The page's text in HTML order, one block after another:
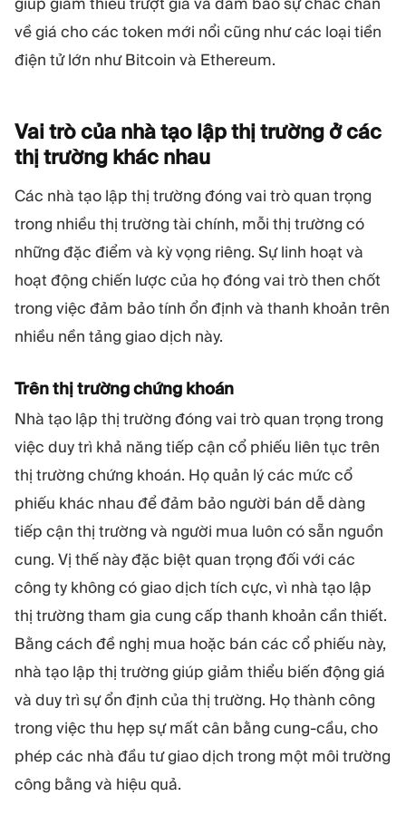
về giá cho các token mới nổi cũng như các loại tiền
điện tử lớn như Bitcoin và Ethereum.
Vai trò của nhà tạo lập thị trường ở các
thị trường khác nhau
Các nhà tạo lập thị trường đóng vai trò quan trọng
trong nhiều thị trường tài chính, mỗi thị trường có
những đặc điểm và kỳ vọng riêng. Sự linh hoạt và
hoạt động chiến lược của họ đóng vai trò then chốt
trong việc đảm bảo tính ổn định và thanh khoản trên
nhiều nền tảng giao dịch này.
Trên thị trường chứng khoán
Nhà tạo lập thị trường đóng vai trò quan trọng trong
việc duy trì khả năng tiếp cận cổ phiếu liên tục trên
thị trường chứng khoán. Họ quản lý các mức cổ
phiếu khác nhau để đảm bảo người bán dễ dàng
tiếp cận thị trường và người mua luôn có sẵn nguồn
cung. Vị thế này đặc biệt quan trọng đối với các
công ty không có giao dịch tích cực, vì nhà tạo lập
thị trường tham gia cung cấp thanh khoản cần thiết.
Bằng cách đề nghị mua hoặc bán các cổ phiếu này,
nhà tạo lập thị trường giúp giảm thiểu biến động giá
và duy trì sự ổn định của thị trường. Họ thành công
trong việc thu hẹp sự mất cân bằng cung-cầu, cho
phép các nhà đầu tư giao dịch trong một môi trường
công bằng và hiệu quả.